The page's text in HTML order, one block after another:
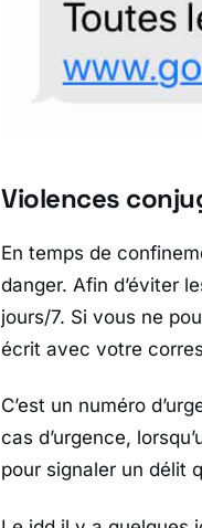
Violences
En temps de
danger. Afin d’éviter
jours/7. Si vous ne
écrit avec votre
C’est un numéro
cas d’urgence,
pour signaler un délit